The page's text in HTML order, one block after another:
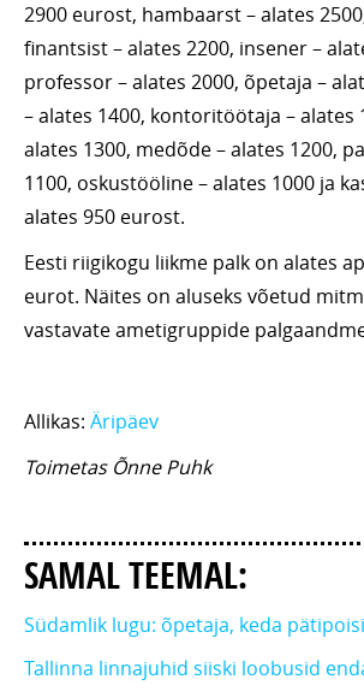
2900 eurost, hambaarst – alates
finantsist – alates 2200, insener –
professor – alates 2000, õpetaja –
– alates 1400, kontoritöötaja – alates
alates 1300, medõde – alates 1200,
1100, oskustööline – alates 1000 ja
alates 950 eurost.
Eesti riigikogu liikme palk on alates
eurot. Näites on aluseks võetud
vastavate ametigruppide
Allikas: Äripäev
Toimetas Õnne Puhk
SAMAL TEEMAL:
Südamlik lugu: õpetaja, keda
Tallinna linnajuhid siiski loobusid